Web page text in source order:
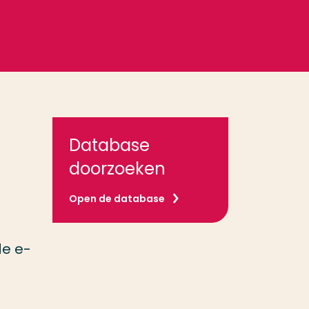
e-
Database
doorzoeken
Open de database